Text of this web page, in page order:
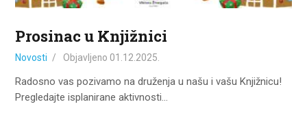
KONTAKT
Prosinac u Knjižnici
Novosti Objavljeno 01.12.2025.
Radosno vas pozivamo na druženja u našu i vašu Knjižnicu!
Pregledajte isplanirane aktivnosti…